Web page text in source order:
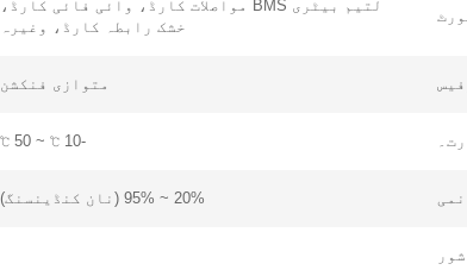
لتیم بیٹری BMS مواصلات کارڈ، وائی فائی کارڈ،
خشک رابطہ کارڈ، وغیرہ
متوازی فنکشن
-10 ℃ ~ 50 ℃
20% ~ 95% (نان کنڈینسنگ)
شور